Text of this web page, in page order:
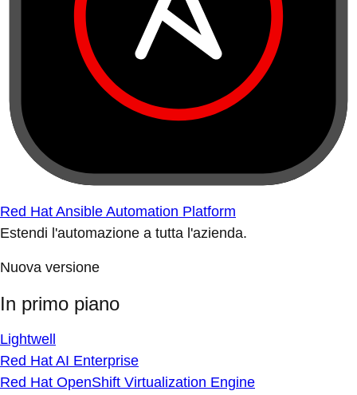
Red Hat Ansible Automation Platform
Estendi l'automazione a tutta l'azienda.
Nuova versione
In primo piano
Lightwell
Red Hat AI Enterprise
Red Hat OpenShift Virtualization Engine